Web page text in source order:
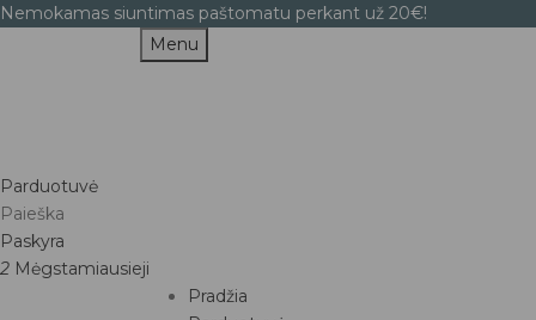
Nemokamas siuntimas paštomatu perkant už 20€!
Menu
Parduotuvė
Paieška
Paskyra
2 Mėgstamiausieji
Pradžia